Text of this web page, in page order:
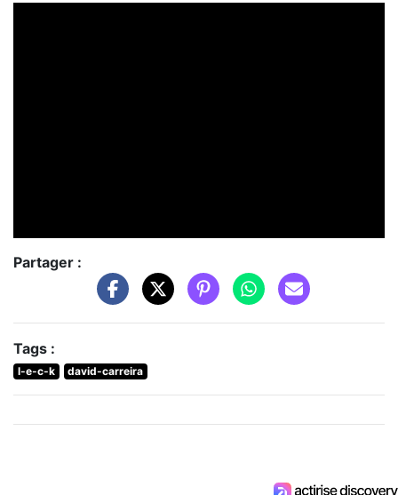
Partager :
Tags :
l-e-c-k david-carreira